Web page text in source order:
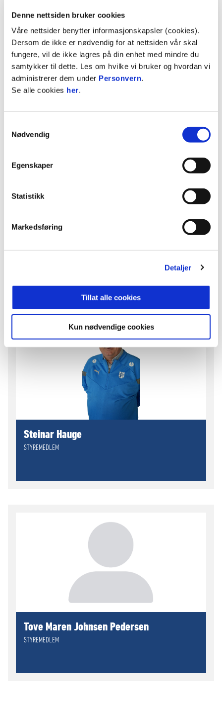
Denne nettsiden bruker cookies
Våre nettsider benytter informasjonskapsler (cookies).
Dersom de ikke er nødvendig for at nettsiden vår skal
fungere, vil de ikke lagres på din enhet med mindre du
samtykker til dette. Les om hvilke vi bruker og hvordan vi
administrerer dem under Personvern.
Se alle cookies her.
Nødvendig
Egenskaper
Statistikk
Markedsføring
Detaljer
Tillat alle cookies
Kun nødvendige cookies
Hallstein Saunes
STYREMEDLEM
Steinar Hauge
STYREMEDLEM
Tove Maren Johnsen Pedersen
STYREMEDLEM